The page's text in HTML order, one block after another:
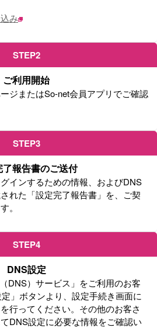
み
STEP2
ご利用開始
ジまたはSo-net会員アプリでご確認
STEP3
了報告書のご送付
インするための情報、およびDNS
れた「設定完了報告書」を、ご契
。
STEP4
DNS設定
DNS）サービス」をご利用のお客
」ボタンより、設定手続き画面に
行ってください。その他のお客さ
DNS設定に必要な情報をご確認い